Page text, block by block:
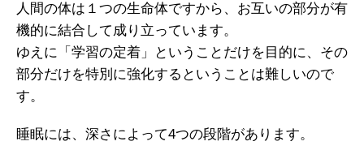
人間の体は１つの生命体ですから、お互いの部分が有
機的に結合して成り立っています。
ゆえに「学習の定着」ということだけを目的に、その
部分だけを特別に強化するということは難しいので
す。
睡眠には、深さによって4つの段階があります。